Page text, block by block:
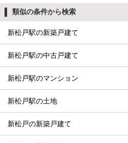
類似の条件から検索
新松戸駅の新築戸建て
新松戸駅の中古戸建て
新松戸駅のマンション
新松戸駅の土地
新松戸の新築戸建て